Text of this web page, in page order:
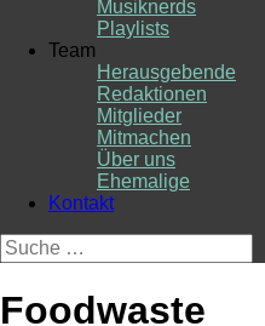
Musiknerds
Playlists
Team
Herausgebende
Redaktionen
Mitglieder
Mitmachen
Über uns
Ehemalige
Kontakt
Suche
nach:
Foodwaste